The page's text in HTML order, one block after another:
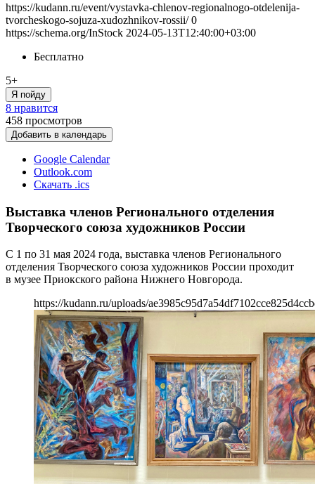
https://kudann.ru/event/vystavka-chlenov-regionalnogo-otdelenija-
tvorcheskogo-sojuza-xudozhnikov-rossii/ 0
https://schema.org/InStock 2024-05-13T12:40:00+03:00
Бесплатно
5+
Я пойду
8 нравится
458 просмотров
Добавить в календарь
Google Calendar
Outlook.com
Скачать .ics
Выставка членов Регионального отделения
Творческого союза художников России
С 1 по 31 мая 2024 года, выставка членов Регионального
отделения Творческого союза художников России проходит
в музее Приокского района Нижнего Новгорода.
https://kudann.ru/uploads/